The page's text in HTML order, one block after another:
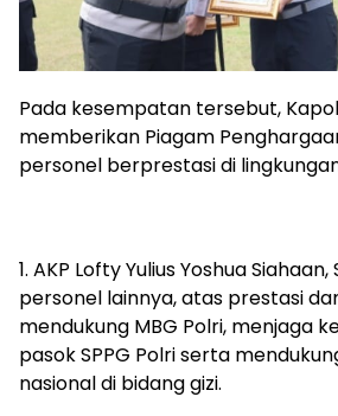
Pada kesempatan tersebut,
memberikan Piagam
personel berprestasi di
1. AKP Lofty Yulius Yoshua Siahaan,
personel lainnya, atas prestasi
mendukung MBG Polri, menjaga
pasok SPPG Polri serta
nasional di bidang gizi.